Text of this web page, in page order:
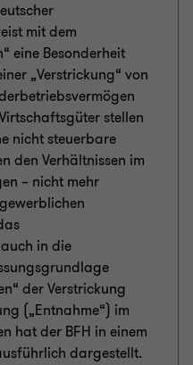
mit dem
eine Besonderheit
„Verstrickung“ von
stellen
nicht steuerbare
den Verhältnissen im
– nicht mehr
in die
der Verstrickung
(„Entnahme“) im
hat der BFH in einem
dargestellt.